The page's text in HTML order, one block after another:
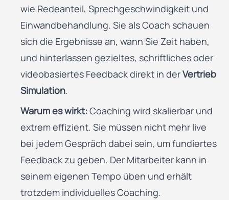
wie Redeanteil, Sprechgeschwindigkeit und
Einwandbehandlung. Sie als Coach schauen
sich die Ergebnisse an, wann Sie Zeit haben,
und hinterlassen gezieltes, schriftliches oder
videobasiertes Feedback direkt in derVertrieb
Simulation.
Warum es wirkt:Coaching wird skalierbar und
extrem effizient. Sie müssen nicht mehr live
bei jedem Gespräch dabei sein, um fundiertes
Feedback zu geben. Der Mitarbeiter kann in
seinem eigenen Tempo üben und erhält
trotzdem individuelles Coaching.